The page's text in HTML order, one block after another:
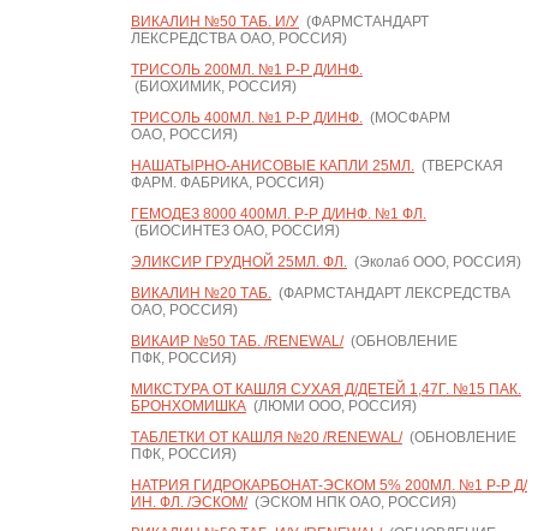
ВИКАЛИН №50 ТАБ. И/У(ФАРМСТАНДАРТ
ЛЕКСРЕДСТВА ОАО, РОССИЯ)
ТРИСОЛЬ 200МЛ. №1 Р-Р Д/ИНФ.
(БИОХИМИК, РОССИЯ)
ТРИСОЛЬ 400МЛ. №1 Р-Р Д/ИНФ.(МОСФАРМ
ОАО, РОССИЯ)
НАШАТЫРНО-АНИСОВЫЕ КАПЛИ 25МЛ.(ТВЕРСКАЯ
ФАРМ. ФАБРИКА, РОССИЯ)
ГЕМОДЕЗ 8000 400МЛ. Р-Р Д/ИНФ. №1 ФЛ.
(БИОСИНТЕЗ ОАО, РОССИЯ)
ЭЛИКСИР ГРУДНОЙ 25МЛ. ФЛ.(Эколаб ООО, РОССИЯ)
ВИКАЛИН №20 ТАБ.(ФАРМСТАНДАРТ ЛЕКСРЕДСТВА
ОАО, РОССИЯ)
ВИКАИР №50 ТАБ. /RENEWAL/(ОБНОВЛЕНИЕ
ПФК, РОССИЯ)
МИКСТУРА ОТ КАШЛЯ СУХАЯ Д/ДЕТЕЙ 1,47Г. №15 ПАК.
БРОНХОМИШКА(ЛЮМИ ООО, РОССИЯ)
ТАБЛЕТКИ ОТ КАШЛЯ №20 /RENEWAL/(ОБНОВЛЕНИЕ
ПФК, РОССИЯ)
НАТРИЯ ГИДРОКАРБОНАТ-ЭСКОМ 5% 200МЛ. №1 Р-Р Д/
ИН. ФЛ. /ЭСКОМ/(ЭСКОМ НПК ОАО, РОССИЯ)